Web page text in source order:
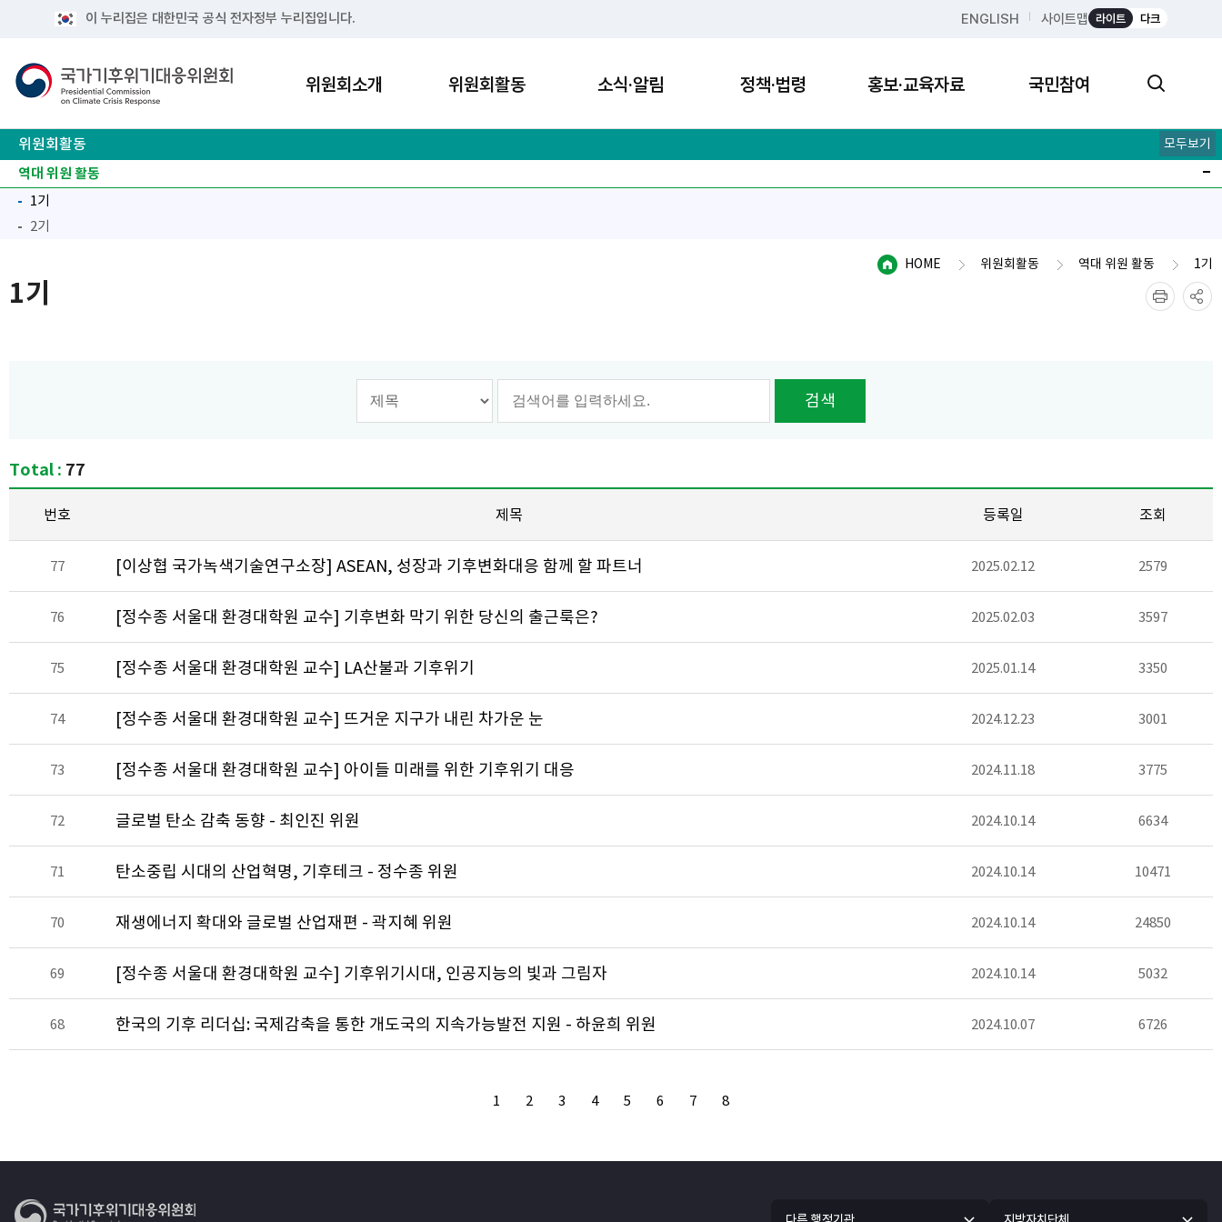
이 누리집은 대한민국 공식 전자정부 누리집입니다. ENGLISH 사이트맵 라이트 다크
위원회소개 위원회활동 소식·알림 정책·법령 홍보·교육자료 국민참여
위원회활동
전체·분과회의 결과
위원회 현장
역대 위원 활동
1기
2기
모두보기
HOME 위원회활동 역대 위원 활동 1기
1기
검색 옵션선택 검색
Total : 77
번호 제목 등록일 조회
77 [이상협 국가녹색기술연구소장] ASEAN, 성장과 기후변화대응 함께 할 파트너 2025.02.12 2579
76 [정수종 서울대 환경대학원 교수] 기후변화 막기 위한 당신의 출근룩은? 2025.02.03 3597
75 [정수종 서울대 환경대학원 교수] LA산불과 기후위기 2025.01.14 3350
74 [정수종 서울대 환경대학원 교수] 뜨거운 지구가 내린 차가운 눈 2024.12.23 3001
73 [정수종 서울대 환경대학원 교수] 아이들 미래를 위한 기후위기 대응 2024.11.18 3775
72 글로벌 탄소 감축 동향 - 최인진 위원 2024.10.14 6634
71 탄소중립 시대의 산업혁명, 기후테크 - 정수종 위원 2024.10.14 10471
70 재생에너지 확대와 글로벌 산업재편 - 곽지혜 위원 2024.10.14 24850
69 [정수종 서울대 환경대학원 교수] 기후위기시대, 인공지능의 빛과 그림자 2024.10.14 5032
68 한국의 기후 리더십: 국제감축을 통한 개도국의 지속가능발전 지원 - 하윤희 위원 2024.10.07 6726
1 2 3 4 5 6 7 8